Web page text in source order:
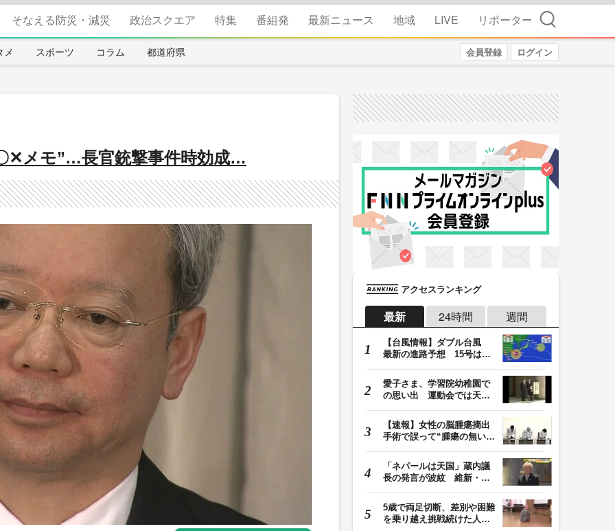
そなえる防災・減災 政治スクエア 特集 番組発 最新ニュース 地域 LIVE リポーター 検索
メ スポーツ コラム 都道府県 会員登録 ログイン
✕メモ”…長官銃撃事件時効成…
アクセスランキング
最新 24時間 週間
【台風情報】ダブル台風
最新の進路予想 15号は北
愛子さま、学習院幼稚園で
の思い出 運動会では天皇
【速報】女性の脳腫瘍摘出
手術で誤って“腫瘍の無い部
「ネパールは天国」蔵内議
長の発言が波紋 維新・吉
5歳で両足切断、差別や困難
を乗り越え挑戦続けた人